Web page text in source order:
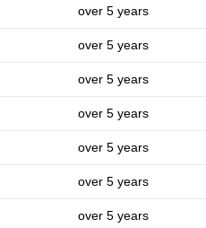
over 5 years
over 5 years
over 5 years
over 5 years
over 5 years
over 5 years
over 5 years